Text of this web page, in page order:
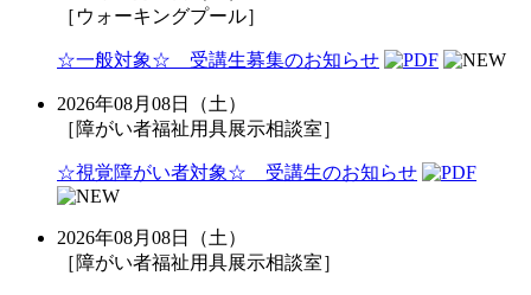
［ウォーキングプール］
☆一般対象☆ 受講生募集のお知らせ
2026年08月08日（土）
［障がい者福祉用具展示相談室］
☆視覚障がい者対象☆ 受講生のお知らせ
2026年08月08日（土）
［障がい者福祉用具展示相談室］